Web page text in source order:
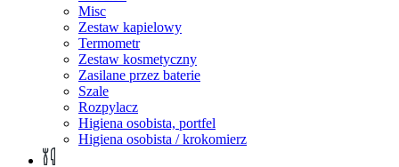
Misc
Zestaw kapielowy
Termometr
Zestaw kosmetyczny
Zasilane przez baterie
Szale
Rozpylacz
Higiena osobista, portfel
Higiena osobista / krokomierz